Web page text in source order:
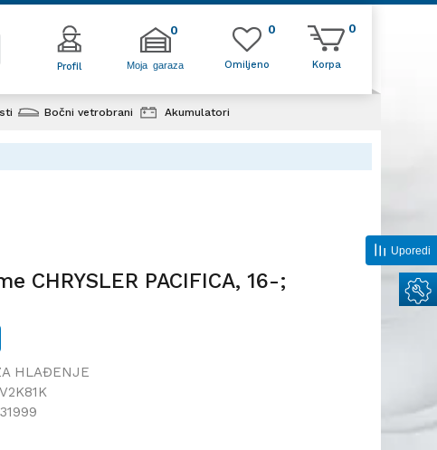
Profil Moja garaza
0
Korpa
0
Omiljeno
0
Bočni vetrobrani Akumulatori
CHRYSLER PACIFICA, 16-;
HLAĐENJE
Uporedi